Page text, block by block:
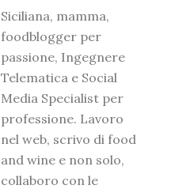
Siciliana, mamma,
foodblogger per
passione, Ingegnere
Telematica e Social
Media Specialist per
professione. Lavoro
nel web, scrivo di food
and wine e non solo,
collaboro con le